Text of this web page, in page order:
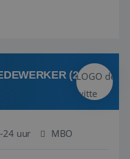
van de perfecte
gevoegd...
(24-32
24 uur MBO